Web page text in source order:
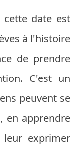
cette date est
à l'histoire
de prendre
C'est un
peuvent se
en apprendre
exprimer